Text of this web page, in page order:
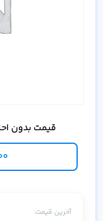
قیمت بدون
آخرین قیمت: